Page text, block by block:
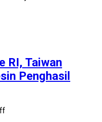
RI, Taiwan
Penghasil